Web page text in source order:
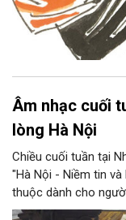
Âm nhạc cuối
lòng Hà Nội
Chiều cuối tuần tại
"Hà Nội - Niềm tin
thuộc dành cho
điệu jazz kinh điển